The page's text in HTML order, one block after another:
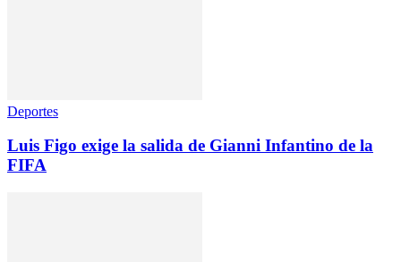
Deportes
Luis Figo exige la salida de Gianni Infantino de la
FIFA